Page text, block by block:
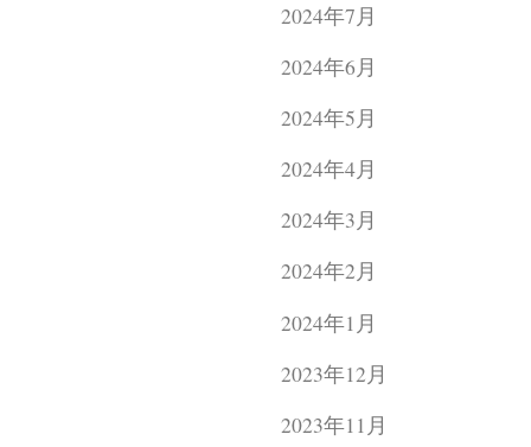
2024年7月
2024年6月
2024年5月
2024年4月
2024年3月
2024年2月
2024年1月
2023年12月
2023年11月